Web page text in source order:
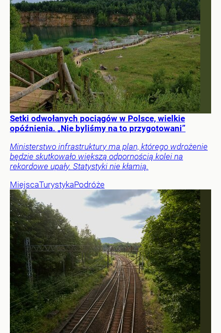
Setki odwołanych pociągów w Polsce, wielkie
opóźnienia. „Nie byliśmy na to przygotowani”
Ministerstwo infrastruktury ma plan, którego wdrożenie
będzie skutkowało większą odpornością kolei na
rekordowe upały. Statystyki nie kłamią.
MiejscaTurystykaPodróże